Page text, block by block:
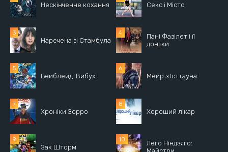
Нескінченне кохання Секс і Місто
Наречена зі Стамбула
Пані Фазілет і її
доньки
Бейблейд. Вибух Мейр з Істтауна
Хроніки Зорро Хороший лікар
Зак Шторм
Лего Ніндзяго: